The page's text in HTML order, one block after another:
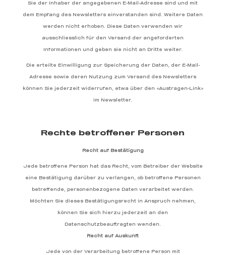
Sie der Inhaber der angegebenen E-Mail-Adresse sind und mit
dem Empfang des Newsletters einverstanden sind. Weitere Daten
werden nicht erhoben. Diese Daten verwenden wir
ausschliesslich für den Versand der angeforderten
Informationen und geben sie nicht an Dritte weiter.
Die erteilte Einwilligung zur Speicherung der Daten, der E-Mail-
Adresse sowie deren Nutzung zum Versand des Newsletters
können Sie jederzeit widerrufen, etwa über den «Austragen-Link»
im Newsletter.
Rechte betroffener Personen
Recht auf Bestätigung
Jede betroffene Person hat das Recht, vom Betreiber der Website
eine Bestätigung darüber zu verlangen, ob betroffene Personen
betreffende, personenbezogene Daten verarbeitet werden.
Möchten Sie dieses Bestätigungsrecht in Anspruch nehmen,
können Sie sich hierzu jederzeit an den
Datenschutzbeauftragten wenden.
Recht auf Auskunft
Jede von der Verarbeitung betroffene Person mit